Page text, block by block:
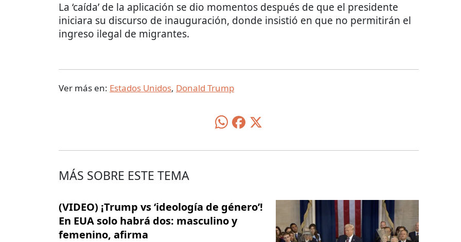
La ‘caída’ de la aplicación se dio momentos después de que el presidente
iniciara su discurso de inauguración, donde insistió en que no permitirán el
ingreso ilegal de migrantes.
Ver más en: Estados Unidos, Donald Trump
MÁS SOBRE ESTE TEMA
(VIDEO) ¡Trump vs ‘ideología de género’!
En EUA solo habrá dos: masculino y
femenino, afirma